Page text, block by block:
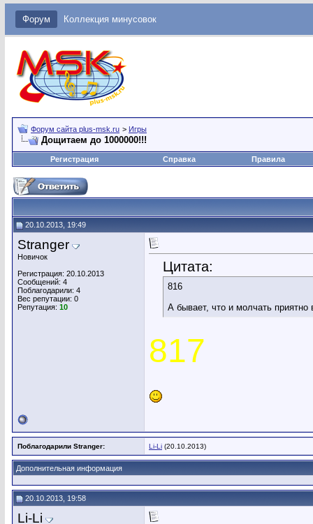
Форум Коллекция минусовок
Форум сайта plus-msk.ru > Игры
Дощитаем до 1000000!!!
Регистрация Справка Правила
20.10.2013, 19:49
Stranger
Новичок
Регистрация: 20.10.2013
Сообщений: 4
Поблагодарили: 4
Вес репутации: 0
Репутация: 10
Цитата:
816
А бывает, что и молчать приятно
817
Поблагодарили Stranger: Li-Li (20.10.2013)
Дополнительная информация
20.10.2013, 19:58
Li-Li